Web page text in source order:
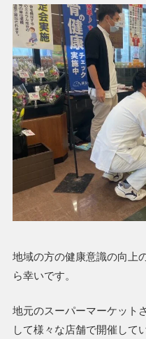
地域の方の健康意識の向上
ら幸いです。
地元のスーパーマーケット
して様々な店舗で開催して